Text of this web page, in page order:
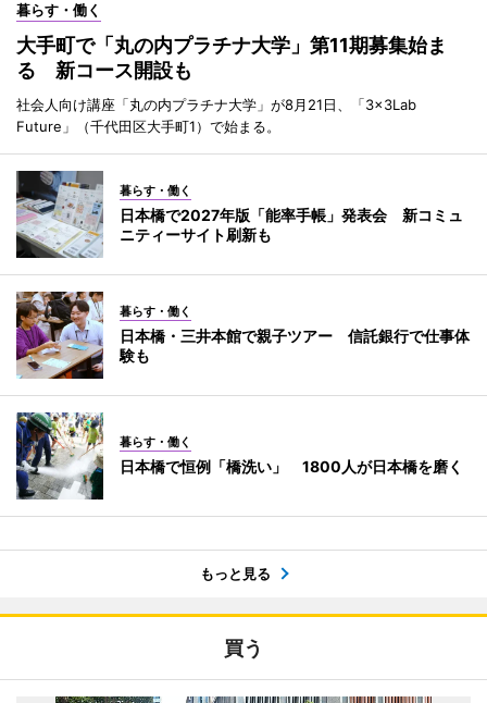
暮らす・働く
大手町で「丸の内プラチナ大学」第11期募集始ま
る 新コース開設も
社会人向け講座「丸の内プラチナ大学」が8月21日、「3×3Lab
Future」（千代田区大手町1）で始まる。
暮らす・働く
日本橋で2027年版「能率手帳」発表会 新コミュ
ニティーサイト刷新も
暮らす・働く
日本橋・三井本館で親子ツアー 信託銀行で仕事体
験も
暮らす・働く
日本橋で恒例「橋洗い」 1800人が日本橋を磨く
もっと見る
買う